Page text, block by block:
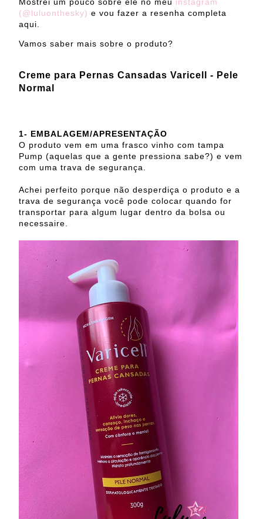
(@luluonthesky) e vou fazer a resenha completa
aqui.
Vamos saber mais sobre o produto?
Creme para Pernas Cansadas Varicell - Pele
Normal
1- EMBALAGEM/APRESENTAÇÃO
O produto vem em uma frasco vinho com tampa
Pump (aquelas que a gente pressiona sabe?) e vem
com uma trava de segurança.
Achei perfeito porque não desperdiça o produto e a
trava de segurança você pode colocar quando for
transportar para algum lugar dentro da bolsa ou
necessaire.